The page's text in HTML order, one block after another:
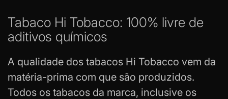
Tabaco Hi Tobacco: 100% livre de
aditivos químicos
A qualidade dos tabacos Hi Tobacco vem da
matéria-prima com que são produzidos.
Todos os tabacos da marca, inclusive os